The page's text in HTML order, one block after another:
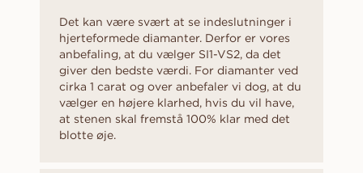
Det kan være svært at se indeslutninger i
hjerteformede diamanter. Derfor er vores
anbefaling, at du vælger SI1-VS2, da det
giver den bedste værdi. For diamanter ved
cirka 1 carat og over anbefaler vi dog, at du
vælger en højere klarhed, hvis du vil have,
at stenen skal fremstå 100% klar med det
blotte øje.